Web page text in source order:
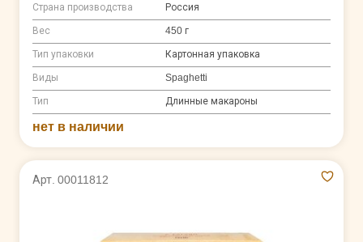
Страна производства Россия
Вес 450 г
Тип упаковки Картонная упаковка
Виды Spaghetti
Тип Длинные макароны
нет в наличии
Арт. 00011812